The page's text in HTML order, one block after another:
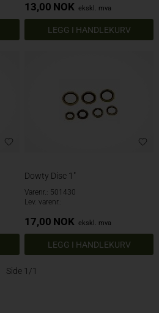
13,00 NOK ekskl. mva
Dowty Disc 1"
Varenr.: 501430
Lev. varenr.:
17,00 NOK ekskl. mva
Side 1/1